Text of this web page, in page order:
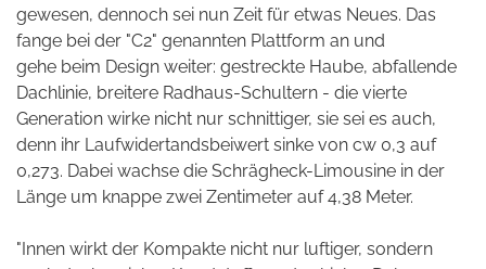
gewesen, dennoch sei nun Zeit für etwas Neues. Das
fange bei der "C2" genannten Plattform an und
gehe beim Design weiter: gestreckte Haube, abfallende
Dachlinie, breitere Radhaus-Schultern - die vierte
Generation wirke nicht nur schnittiger, sie sei es auch,
denn ihr Laufwidertandsbeiwert sinke von cw 0,3 auf
0,273. Dabei wachse die Schrägheck-Limousine in der
Länge um knappe zwei Zentimeter auf 4,38 Meter.
"Innen wirkt der Kompakte nicht nur luftiger, sondern